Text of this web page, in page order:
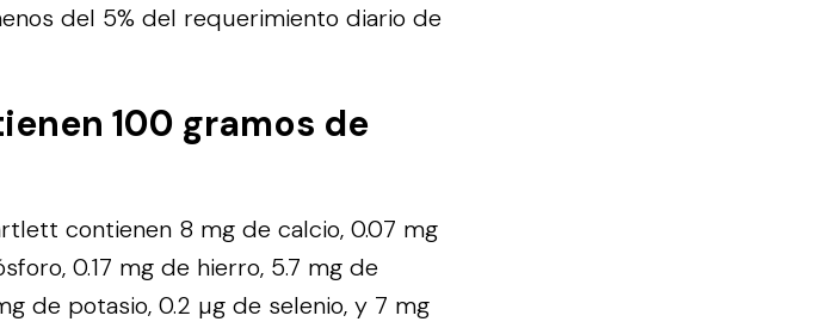
del 5% del requerimiento diario de
100 gramos de
contienen 8 mg de calcio, 0.07 mg
0.17 mg de hierro, 5.7 mg de
de potasio, 0.2 µg de selenio, y 7 mg